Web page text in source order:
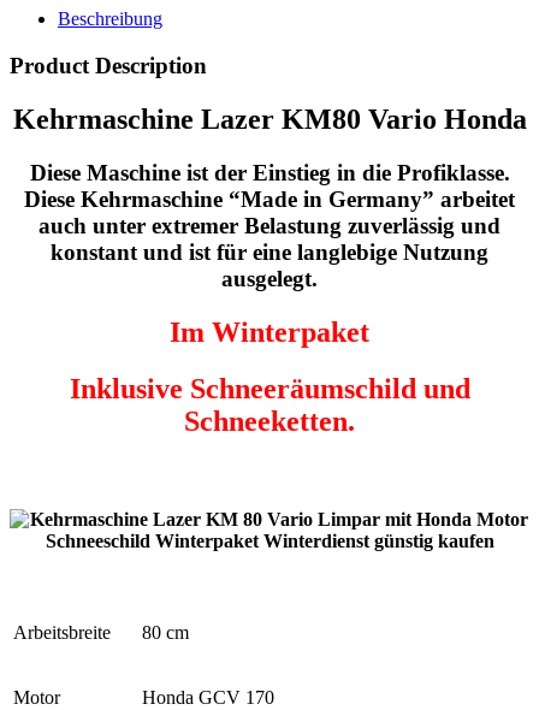
Beschreibung
Product Description
Kehrmaschine Lazer KM80 Vario Honda
Diese Maschine ist der Einstieg in die Profiklasse.
Diese Kehrmaschine “Made in Germany” arbeitet
auch unter extremer Belastung zuverlässig und
konstant und ist für eine langlebige Nutzung
ausgelegt.
Im Winterpaket
Inklusive Schneeräumschild und
Schneeketten.
Arbeitsbreite 80 cm
Motor Honda GCV 170